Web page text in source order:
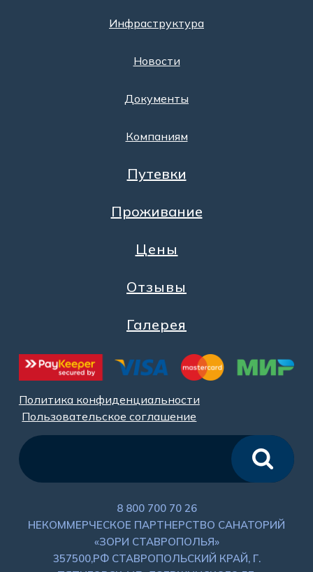
Инфраструктура
Новости
Документы
Компаниям
Путевки
Проживание
Цены
Отзывы
Галерея
Политика конфиденциальности
Пользовательское соглашение
8 800 700 70 26
НЕКОММЕРЧЕСКОЕ ПАРТНЕРСТВО САНАТОРИЙ
«ЗОРИ СТАВРОПОЛЬЯ»
357500,РФ СТАВРОПОЛЬСКИЙ КРАЙ, Г.